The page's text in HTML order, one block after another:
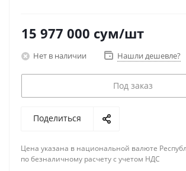
15 977 000 сум/шт
Нет в наличии Нашли дешевле?
Под заказ
Поделиться
Цена указана в национальной валюте
по безналичному расчету с учетом НДС